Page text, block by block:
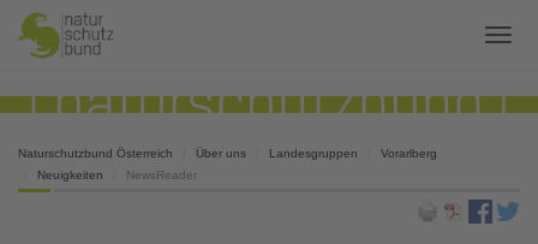
Naturschutzbund Österreich Über uns Landesgruppen
Vorarlberg
Neuigkeiten
NewsReader